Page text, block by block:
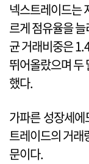
넥스트레이드는
르게 점유율을
균 거래비중은
뛰어올랐으며 두
했다.
가파른 성장세
트레이드의 거래
문이다.